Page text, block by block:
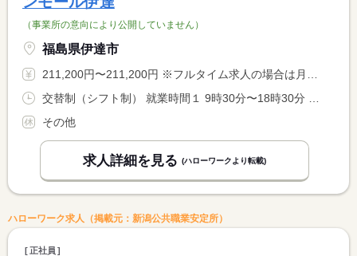
（事業所の意向により公開していません）
福島県伊達市
211,200円〜211,200円 ※フルタイム求人の場合は月額（換算額）、パート求人の場合は時間額を表示しています。
その他
求人詳細を見る (ハローワークより転載)
ハローワーク求人（掲載元：新潟公共職業安定所）
正社員